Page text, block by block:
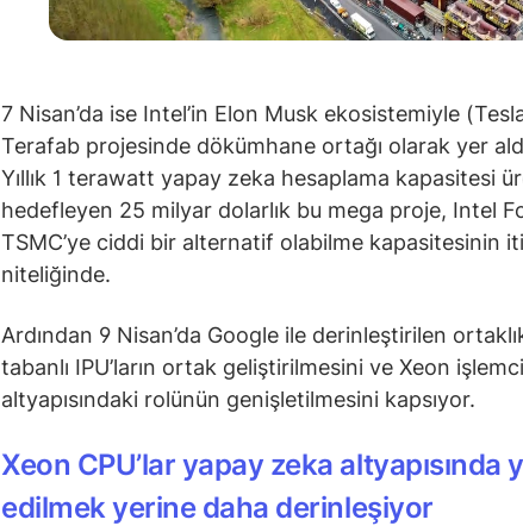
7 Nisan’da ise Intel’in Elon Musk ekosistemiyle
Terafab projesinde dökümhane ortağı olarak yer
Yıllık 1 terawatt yapay zeka hesaplama kapasitesi
hedefleyen 25 milyar dolarlık bu mega proje, Intel
TSMC’ye ciddi bir alternatif olabilme kapasitesinin
niteliğinde.
Ardından 9 Nisan’da Google ile derinleştirilen
tabanlı IPU’ların ortak geliştirilmesini ve Xeon
altyapısındaki rolünün genişletilmesini kapsıyor.
Xeon CPU’lar yapay zeka altyapısında
edilmek yerine daha derinleşiyor